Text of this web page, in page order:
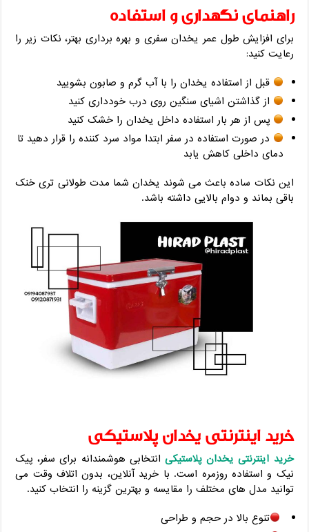
راهنمای نگهداری و استفاده
برای افزایش طول عمر یخدان سفری و بهره ‌برداری بهتر، نکات زیر را
رعایت کنید:
قبل از استفاده یخدان را با آب گرم و صابون بشویید
از گذاشتن اشیای سنگین روی درب خودداری کنید
پس از هر بار استفاده داخل یخدان را خشک کنید
در صورت استفاده در سفر ابتدا مواد سرد کننده را قرار دهید تا
دمای داخلی کاهش یابد
این نکات ساده باعث می‌ شوند یخدان شما مدت طولانی ‌تری خنک
باقی بماند و دوام بالایی داشته باشد.
خرید اینترنتی یخدان پلاستیکی
خرید اینترنتی یخدان پلاستیکیانتخابی هوشمندانه برای سفر، پیک
‌نیک و استفاده روزمره است. با خرید آنلاین، بدون اتلاف وقت می
‌توانید مدل‌ های مختلف را مقایسه و بهترین گزینه را انتخاب کنید.
تنوع بالا در حجم و طراحی